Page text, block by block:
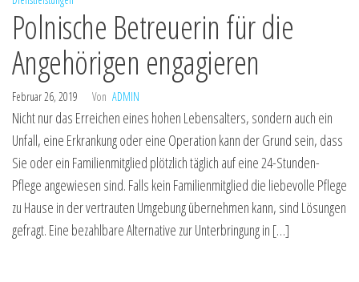
Polnische Betreuerin für die
Angehörigen engagieren
Februar 26, 2019 Von ADMIN
Nicht nur das Erreichen eines hohen Lebensalters, sondern auch ein
Unfall, eine Erkrankung oder eine Operation kann der Grund sein, dass
Sie oder ein Familienmitglied plötzlich täglich auf eine 24-Stunden-
Pflege angewiesen sind. Falls kein Familienmitglied die liebevolle Pflege
zu Hause in der vertrauten Umgebung übernehmen kann, sind Lösungen
gefragt. Eine bezahlbare Alternative zur Unterbringung in […]